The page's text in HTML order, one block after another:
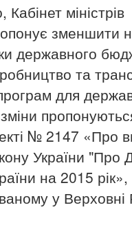
міністрів
зменшити
державного
та
для
зміни
№ 2147 «Про
України "Про
на 2015 рік»,
у Верховні